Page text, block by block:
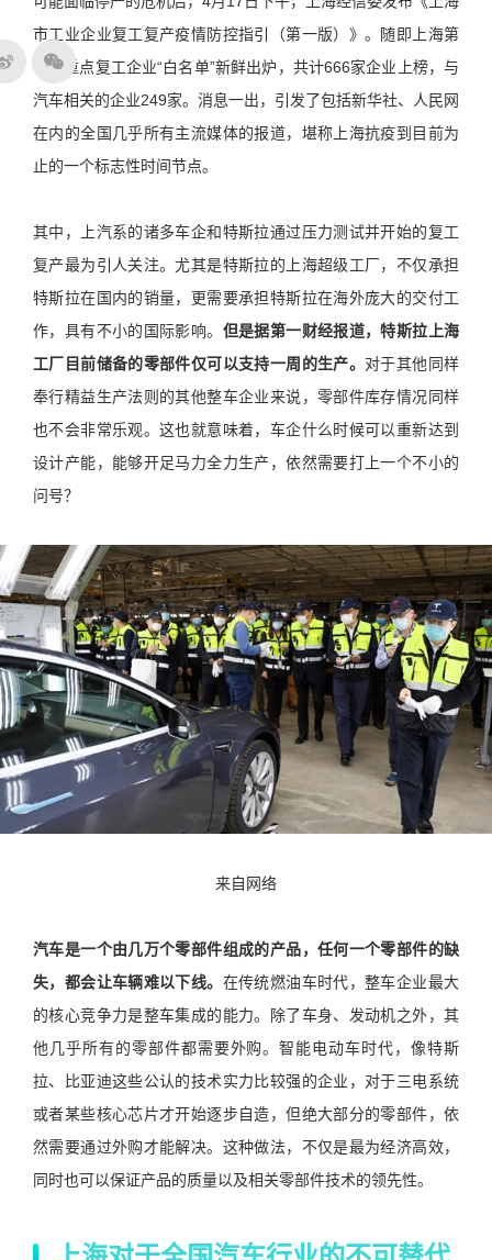
市工业企业复工复产疫情防控指引（第一版）》。随即上海第
一批重点复工企业“白名单”新鲜出炉，共计666家企业上榜，与
汽车相关的企业249家。消息一出，引发了包括新华社、人民网
在内的全国几乎所有主流媒体的报道，堪称上海抗疫到目前为
止的一个标志性时间节点。
其中，上汽系的诸多车企和特斯拉通过压力测试并开始的复工
复产最为引人关注。尤其是特斯拉的上海超级工厂，不仅承担
特斯拉在国内的销量，更需要承担特斯拉在海外庞大的交付工
作，具有不小的国际影响。 但是据第一财经报道，特斯拉上海
工厂目前储备的零部件仅可以支持一周的生产。 对于其他同样
奉行精益生产法则的其他整车企业来说，零部件库存情况同样
也不会非常乐观。这也就意味着，车企什么时候可以重新达到
设计产能，能够开足马力全力生产，依然需要打上一个不小的
问号？
来自网络
汽车是一个由几万个零部件组成的产品，任何一个零部件的缺
失，都会让车辆难以下线。 在传统燃油车时代，整车企业最大
的核心竞争力是整车集成的能力。除了车身、发动机之外，其
他几乎所有的零部件都需要外购。智能电动车时代，像特斯
拉、比亚迪这些公认的技术实力比较强的企业，对于三电系统
或者某些核心芯片才开始逐步自造，但绝大部分的零部件，依
然需要通过外购才能解决。这种做法，不仅是最为经济高效，
同时也可以保证产品的质量以及相关零部件技术的领先性。